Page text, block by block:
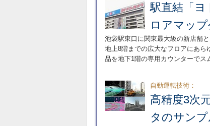
駅直結「
ロアマッ
池袋駅東口に関東最大級の新店舗
地上8階までの広大なフロアにあ
品を地下1階の専用カウンターでス
自動運転技術：
高精度3次
タのサン